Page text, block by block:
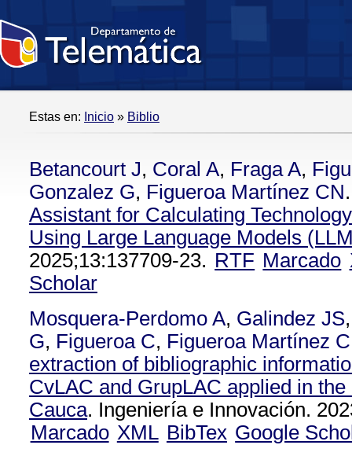
Estas en: Inicio » Biblio
Betancourt J, Coral A, Fraga A,
Gonzalez G, Figueroa Martínez CN.
Assistant for Calculating
Using Large Language Models
2025;13:137709-23. RTF Marcado
Scholar
Mosquera-Perdomo A, Galindez JS
G, Figueroa C, Figueroa Martínez
extraction of bibliographic
CvLAC and GrupLAC applied in
Cauca. Ingeniería e Innovación.
Marcado XML BibTex Google